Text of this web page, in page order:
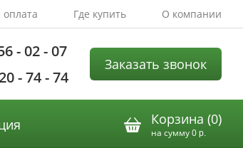
оплата Где купить О компании
- 02 - 07
- 74 - 74
Заказать звонок
Корзина (0)
на сумму0 р.